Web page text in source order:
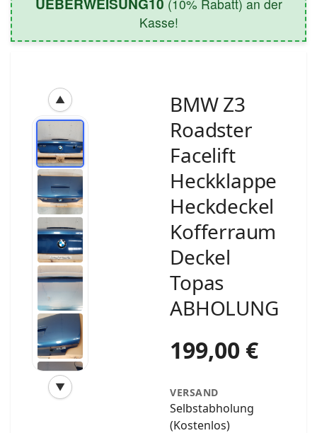
(10% Rabatt) an der
Kasse!
▲
▼
‹
BMW Z3
Roadster
Facelift
Heckklappe
Heckdeckel
Kofferraum
Deckel
Topas
ABHOLUNG
199,00 €
VERSAND
Selbstabholung
(Kostenlos)